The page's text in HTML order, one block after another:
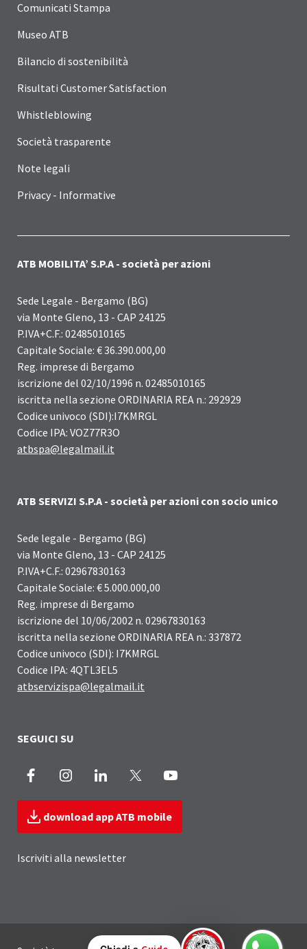
Comunicati Stampa
Museo ATB
Bilancio di sostenibilità
Risultati Customer Satisfaction
Whistleblowing
Società trasparente
Note legali
Privacy - Informative
ATB MOBILITA’ S.P.A - società per azioni
Sede Legale - Bergamo (BG)
via Monte Gleno, 13 - CAP 24125
P.IVA+C.F.: 02485010165
Capitale Sociale: € 36.390.000,00
Reg. imprese di Bergamo
iscrizione del 02/10/1996 n. 02485010165
iscritta nella sezione ORDINARIA REA n.: 292929
Codice univoco (SDI):I7KMRGL
Codice IPA: VOZ77R3O
atbspa@legalmail.it
ATB SERVIZI S.P.A - società per azioni con socio unico
Sede legale - Bergamo (BG)
via Monte Gleno, 13 - CAP 24125
P.IVA+C.F.: 02967830163
Capitale Sociale: € 5.000.000,00
Reg. imprese di Bergamo
iscrizione del 10/06/2002 n. 02967830163
iscritta nella sezione ORDINARIA REA n.: 337872
Codice univoco (SDI): I7KMRGL
Codice IPA: 4QTL3EL5
atbservizispa@legalmail.it
SEGUICI SU
Facebook InstagramLinkedIn
download app ATB mobile
Iscriviti alla newsletter